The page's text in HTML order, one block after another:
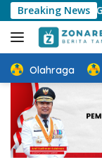
Langsung
ke
konten
Breaking News
LPG 3 Kg di Bone
Olahraga